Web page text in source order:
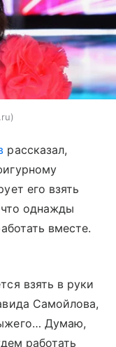
рассказал,
его взять
однажды
вместе.
взять в руки
Самойлова,
Думаю,
работать